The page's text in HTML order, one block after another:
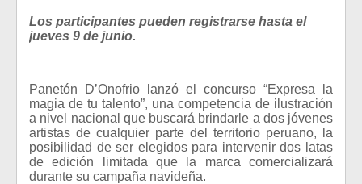
Los participantes pueden registrarse hasta el
jueves 9 de junio.
Panetón D’Onofrio lanzó el concurso “Expresa la
magia de tu talento”, una competencia de ilustración
a nivel nacional que buscará brindarle a dos jóvenes
artistas de cualquier parte del territorio peruano, la
posibilidad de ser elegidos para intervenir dos latas
de edición limitada que la marca comercializará
durante su campaña navideña.